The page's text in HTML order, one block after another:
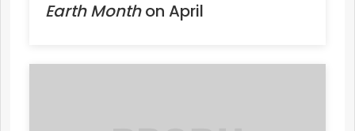
Earth Monthon April